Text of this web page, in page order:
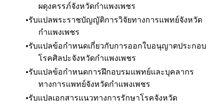
ผดุงครรภ์จังหวัดกำแพงเพชร
รับแปลพระราชบัญญัติการวิจัยทางการแพทย์จังหวัด
กำแพงเพชร
รับแปลข้อกำหนดเกี่ยวกับการออกใบอนุญาตประกอบ
โรคศิลปะจังหวัดกำแพงเพชร
รับแปลข้อกำหนดการฝึกอบรมแพทย์และบุคลากร
ทางการแพทย์จังหวัดกำแพงเพชร
รับแปลเอกสารแนวทางการรักษาโรคจังหวัด